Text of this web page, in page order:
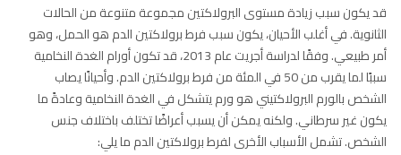
قد يكون سبب زيادة مستوى البرولاكتين مجموعة متنوعة من الحالات
الثانوية. في أغلب الأحيان، يكون سبب فرط برولاكتين الدم هو الحمل، وهو
أمر طبيعي. وفقًا لدراسة أجريت عام 2013، قد تكون أورام الغدة النخامية
سببًا لما يقرب من 50 في المئة من فرط برولاكتين الدم. وأحيانًا يصاب
الشخص بالورم البرولاكتيني هو ورم يتشكل في الغدة النخامية وعادةً ما
يكون غير سرطاني. ولكنه يمكن أن يسبب أعراضًا تختلف باختلاف جنس
الشخص. تشمل الأسباب الأخرى لفرط برولاكتين الدم ما يلي: